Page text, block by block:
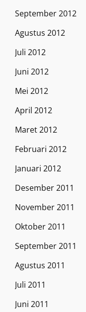
September 2012
Agustus 2012
Juli 2012
Juni 2012
Mei 2012
April 2012
Maret 2012
Februari 2012
Januari 2012
Desember 2011
November 2011
Oktober 2011
September 2011
Agustus 2011
Juli 2011
Juni 2011